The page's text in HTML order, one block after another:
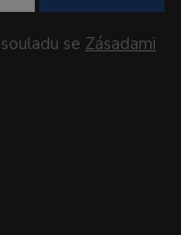
se Zásadami